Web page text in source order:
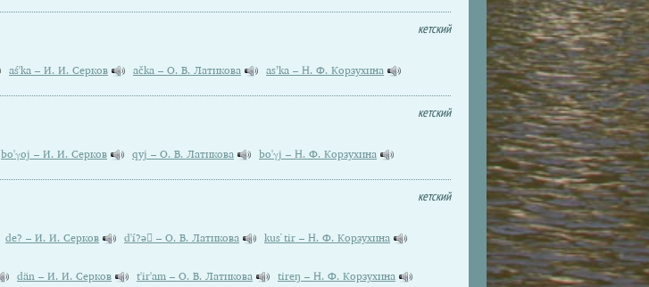
кетский
aś'ka – И. И. Серков ačka – О. В. Латикова as’ka – Н. Ф. Корзухина
кетский
bo'γoj – И. И. Серков qyj – О. В. Латикова bo'γj – Н. Ф. Корзухина
кетский
de? – И. И. Серков d'í?ə – О. В. Латикова kus̕ tir – Н. Ф. Корзухина
dän – И. И. Серков t'ir'am – О. В. Латикова tireŋ – Н. Ф. Корзухина